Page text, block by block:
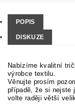
POPIS
DISKUZE
Nabízíme kvalitní
výrobce textilu.
Věnujte prosím
případě, že si nejste
volte raději větší